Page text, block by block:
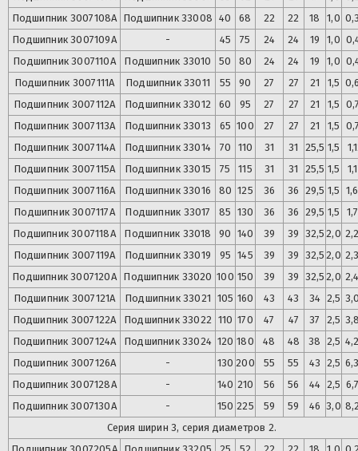
Подшипник 3007108А Подшипник 33008 40 68 22 22 18 1,0
Подшипник 3007109А - 45 75 24 24 19 1,0
Подшипник 3007110А Подшипник 33010 50 80 24 24 19 1,0
Подшипник 3007111А Подшипник 33011 55 90 27 27 21 1,5
Подшипник 3007112А Подшипник 33012 60 95 27 27 21 1,5
Подшипник 3007113А Подшипник 33013 65 100 27 27 21 1,5
Подшипник 3007114А Подшипник 33014 70 110 31 31 25,5 1,5
Подшипник 3007115А Подшипник 33015 75 115 31 31 25,5 1,5
Подшипник 3007116А Подшипник 33016 80 125 36 36 29,5 1,5
Подшипник 3007117А Подшипник 33017 85 130 36 36 29,5 1,5
Подшипник 3007118А Подшипник 33018 90 140 39 39 32,5 2,0
Подшипник 3007119А Подшипник 33019 95 145 39 39 32,5 2,0
Подшипник 3007120А Подшипник 33020 100 150 39 39 32,5 2,0
Подшипник 3007121А Подшипник 33021 105 160 43 43 34 2,5
Подшипник 3007122А Подшипник 33022 110 170 47 47 37 2,5
Подшипник 3007124А Подшипник 33024 120 180 48 48 38 2,5
Подшипник 3007126А - 130 200 55 55 43 2,5
Подшипник 3007128А - 140 210 56 56 44 2,5
Подшипник 3007130А - 150 225 59 59 46 3,0
Серия ширин 3, серия диаметров 2.